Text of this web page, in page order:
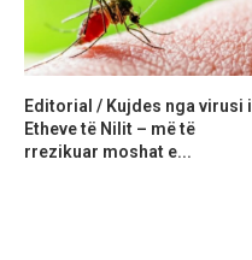
Editorial / Kujdes nga virusi i
Etheve të Nilit – më të
rrezikuar moshat e...